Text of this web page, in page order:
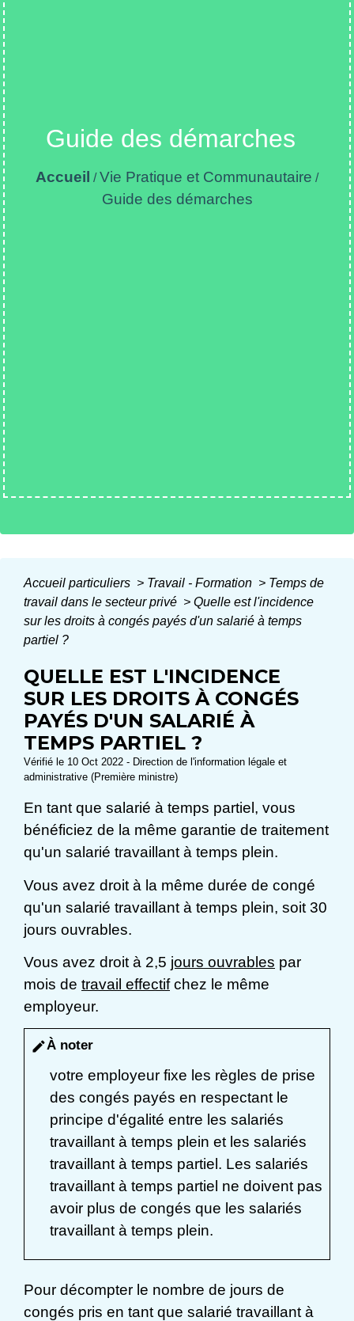
Guide des démarches
Accueil /Vie Pratique et Communautaire /
Guide des démarches
Accueil particuliers > Travail - Formation > Temps de
travail dans le secteur privé > Quelle est l'incidence
sur les droits à congés payés d'un salarié à temps
partiel ?
QUELLE EST L'INCIDENCE
SUR LES DROITS À CONGÉS
PAYÉS D'UN SALARIÉ À
TEMPS PARTIEL ?
Vérifié le 10 Oct 2022 - Direction de l'information légale et
administrative (Première ministre)
En tant que salarié à temps partiel, vous
bénéficiez de la même garantie de traitement
qu'un salarié travaillant à temps plein.
Vous avez droit à la même durée de congé
qu'un salarié travaillant à temps plein, soit 30
jours ouvrables.
Vous avez droit à 2,5 jours ouvrables par
mois de travail effectifchez le même
employeur.
editÀ noter
votre employeur fixe les règles de prise
des congés payés en respectant le
principe d'égalité entre les salariés
travaillant à temps plein et les salariés
travaillant à temps partiel. Les salariés
travaillant à temps partiel ne doivent pas
avoir plus de congés que les salariés
travaillant à temps plein.
Pour décompter le nombre de jours de
congés pris en tant que salarié travaillant à